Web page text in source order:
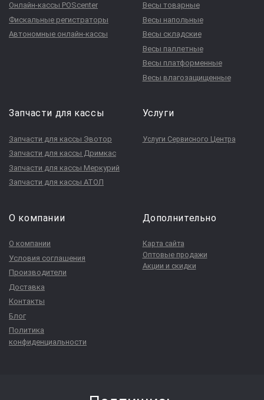
Онлайн-кассы POScenter
Фискальные регистраторы
Автономные онлайн-кассы
Весы товарные
Весы напольные
Весы складские
Весы паллетные
Весы платформенные
Весы влагозащищенные
Запчасти для кассы
Запчасти для кассы Эвотор
Запчасти для кассы Дримкас
Запчасти для кассы Меркурий
Запчасти для кассы АТОЛ
Услуги
Услуги Сервисного Центра
О компании
О компании
Условия соглашения
Производители
Доставка
Контакты
Блог
Политика
конфиденциальности
Дополнительно
Карта сайта
Оптовые продажи
Акции и скидки